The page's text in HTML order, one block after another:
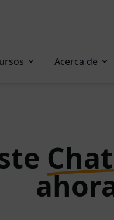
Acerca de